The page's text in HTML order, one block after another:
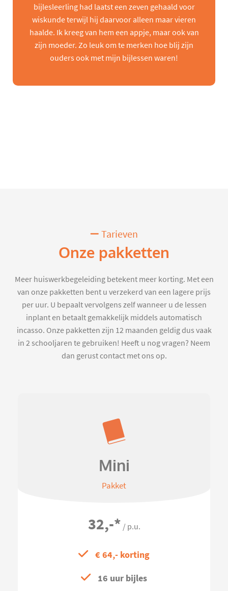
bijlesleerling had laatst een zeven gehaald voor
wiskunde terwijl hij daarvoor alleen maar vieren
haalde. Ik kreeg van hem een appje, maar ook van
zijn moeder. Zo leuk om te merken hoe blij zijn
ouders ook met mijn bijlessen waren!
Tarieven
Onze pakketten
Meer huiswerkbegeleiding betekent meer korting. Met een
van onze pakketten bent u verzekerd van een lagere prijs
per uur. U bepaalt vervolgens zelf wanneer u de lessen
inplant en betaalt gemakkelijk middels automatisch
incasso. Onze pakketten zijn 12 maanden geldig dus vaak
in 2 schooljaren te gebruiken! Heeft u nog vragen? Neem
dan gerust contact met ons op.
Mini
Pakket
32,-* / p.u.
€ 64,- korting
16 uur bijles